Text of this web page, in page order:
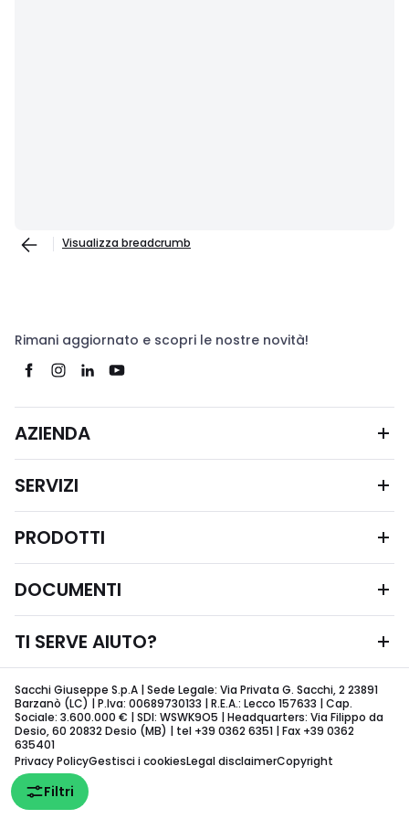
Filtri
Visualizza breadcrumb
Rimani aggiornato e scopri le nostre novità!
AZIENDA
SERVIZI
PRODOTTI
DOCUMENTI
TI SERVE AIUTO?
Sacchi Giuseppe S.p.A | Sede Legale: Via Privata G. Sacchi, 2 23891
Barzanò (LC) | P.Iva: 00689730133 | R.E.A.: Lecco 157633 | Cap.
Sociale: 3.600.000 € | SDI: WSWK9O5 | Headquarters: Via Filippo da
Desio, 60 20832 Desio (MB) | tel +39 0362 6351 | Fax +39 0362
635401
Privacy PolicyGestisci i cookiesLegal disclaimerCopyright